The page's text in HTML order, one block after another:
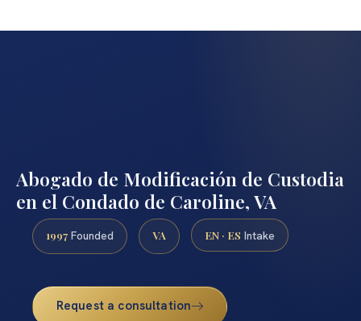
Abogado de Modificación de Custodia
en el Condado de Caroline, VA
1997 Founded VA EN · ES Intake
Request a consultation